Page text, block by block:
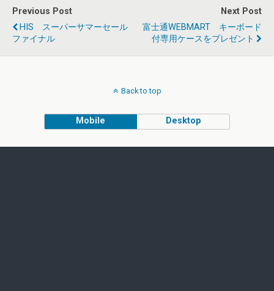
Previous Post
HIS スーパーサマーセール
ファイナル
Next Post
富士通WEBMART キーボード
付専用ケースをプレゼント
Back to top
Mobile Desktop